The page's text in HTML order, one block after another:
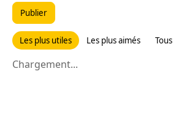
Publier
Les plus utiles Les plus aimés Tous
Chargement...